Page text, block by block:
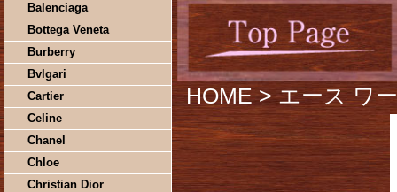
Balenciaga
Bottega Veneta
Burberry
Bvlgari
Cartier
Celine
Chanel
Chloe
Christian Dior
HOME > エース ワ